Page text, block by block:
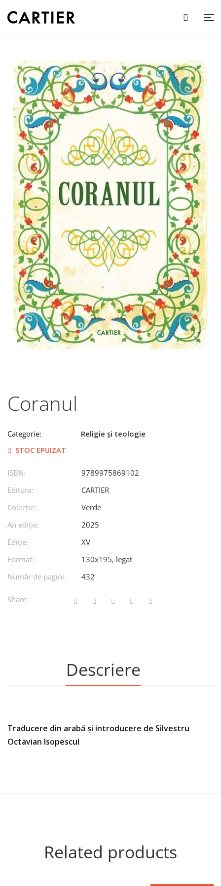
Coranul
Categorie:
Religie și teologie
STOC EPUIZAT
ISBN:
9789975869102
Editura:
CARTIER
Colecție:
Verde
An ediţie:
2025
Ediţie:
XV
Format:
130x195, legat
Număr de pagini:
432
Share
Descriere
Traducere din arabă și introducere de Silvestru
Octavian Isopescul
Related products